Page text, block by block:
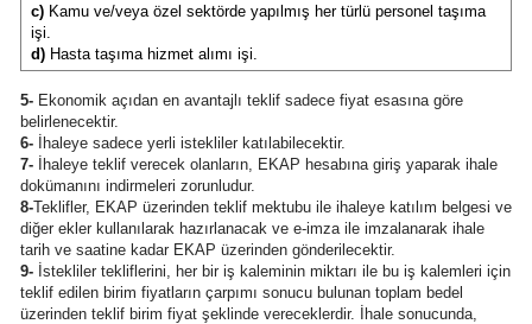
c) Kamu ve/veya özel sektörde yapılmış her türlü personel taşıma
işi.
d) Hasta taşıma hizmet alımı işi.
5- Ekonomik açıdan en avantajlı teklif sadece fiyat esasına göre
belirlenecektir.
6-
İhaleye sadece yerli istekliler katılabilecektir.
7- İhaleye teklif verecek olanların, EKAP hesabına giriş yaparak ihale
dokümanını indirmeleri zorunludur.
8-Teklifler, EKAP üzerinden teklif mektubu ile ihaleye katılım belgesi ve
diğer ekler kullanılarak hazırlanacak ve e-imza ile imzalanarak ihale
tarih ve saatine kadar EKAP üzerinden gönderilecektir.
9- İstekliler tekliflerini, her bir iş kaleminin miktarı ile bu iş kalemleri için
teklif edilen birim fiyatların çarpımı sonucu bulunan toplam bedel
üzerinden teklif birim fiyat şeklinde vereceklerdir. İhale sonucunda,